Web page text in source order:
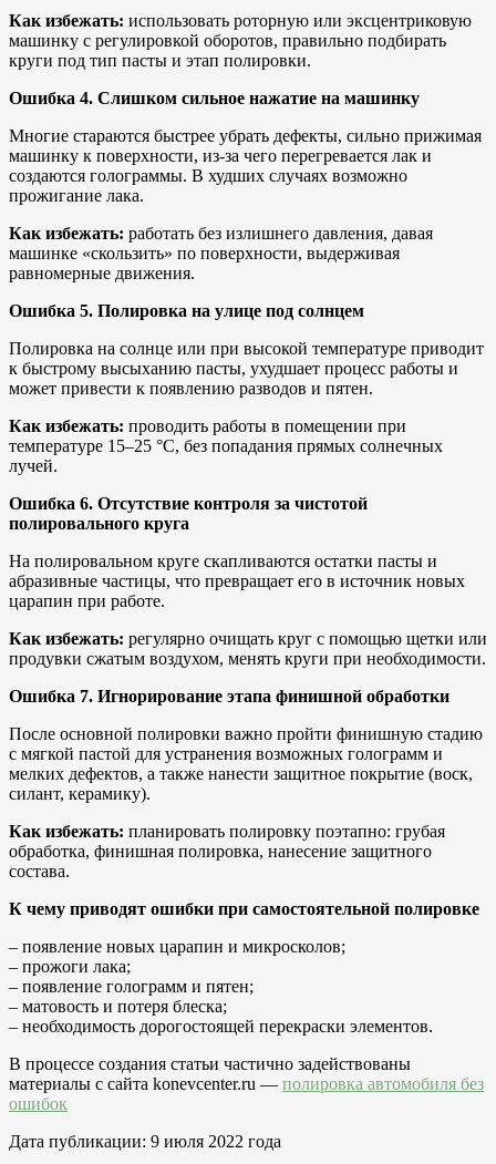
Как избежать: использовать роторную или эксцентриковую
машинку с регулировкой оборотов, правильно подбирать
круги под тип пасты и этап полировки.
Ошибка 4. Слишком сильное нажатие на машинку
Многие стараются быстрее убрать дефекты, сильно прижимая
машинку к поверхности, из-за чего перегревается лак и
создаются голограммы. В худших случаях возможно
прожигание лака.
Как избежать: работать без излишнего давления, давая
машинке «скользить» по поверхности, выдерживая
равномерные движения.
Ошибка 5. Полировка на улице под солнцем
Полировка на солнце или при высокой температуре приводит
к быстрому высыханию пасты, ухудшает процесс работы и
может привести к появлению разводов и пятен.
Как избежать: проводить работы в помещении при
температуре 15–25 °C, без попадания прямых солнечных
лучей.
Ошибка 6. Отсутствие контроля за чистотой
полировального круга
На полировальном круге скапливаются остатки пасты и
абразивные частицы, что превращает его в источник новых
царапин при работе.
Как избежать: регулярно очищать круг с помощью щетки или
продувки сжатым воздухом, менять круги при необходимости.
Ошибка 7. Игнорирование этапа финишной обработки
После основной полировки важно пройти финишную стадию
с мягкой пастой для устранения возможных голограмм и
мелких дефектов, а также нанести защитное покрытие (воск,
силант, керамику).
Как избежать: планировать полировку поэтапно: грубая
обработка, финишная полировка, нанесение защитного
состава.
К чему приводят ошибки при самостоятельной полировке
– появление новых царапин и микросколов;
– прожоги лака;
– появление голограмм и пятен;
– матовость и потеря блеска;
– необходимость дорогостоящей перекраски элементов.
В процессе создания статьи частично задействованы
материалы с сайта konevcenter.ru — полировка автомобиля без
ошибок
Дата публикации: 9 июля 2022 года